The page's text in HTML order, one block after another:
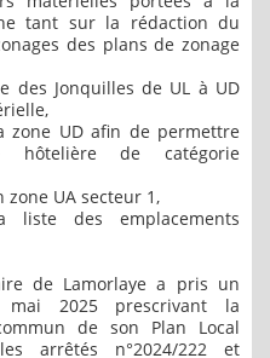
tant sur la rédaction du
des plans de zonage
des Jonquilles de UL à UD
zone UD afin de permettre
hôtelière de catégorie
zone UA secteur 1,
liste des emplacements
de Lamorlaye a pris un
2025 prescrivant la
de son Plan Local
arrêtés n°2024/222 et